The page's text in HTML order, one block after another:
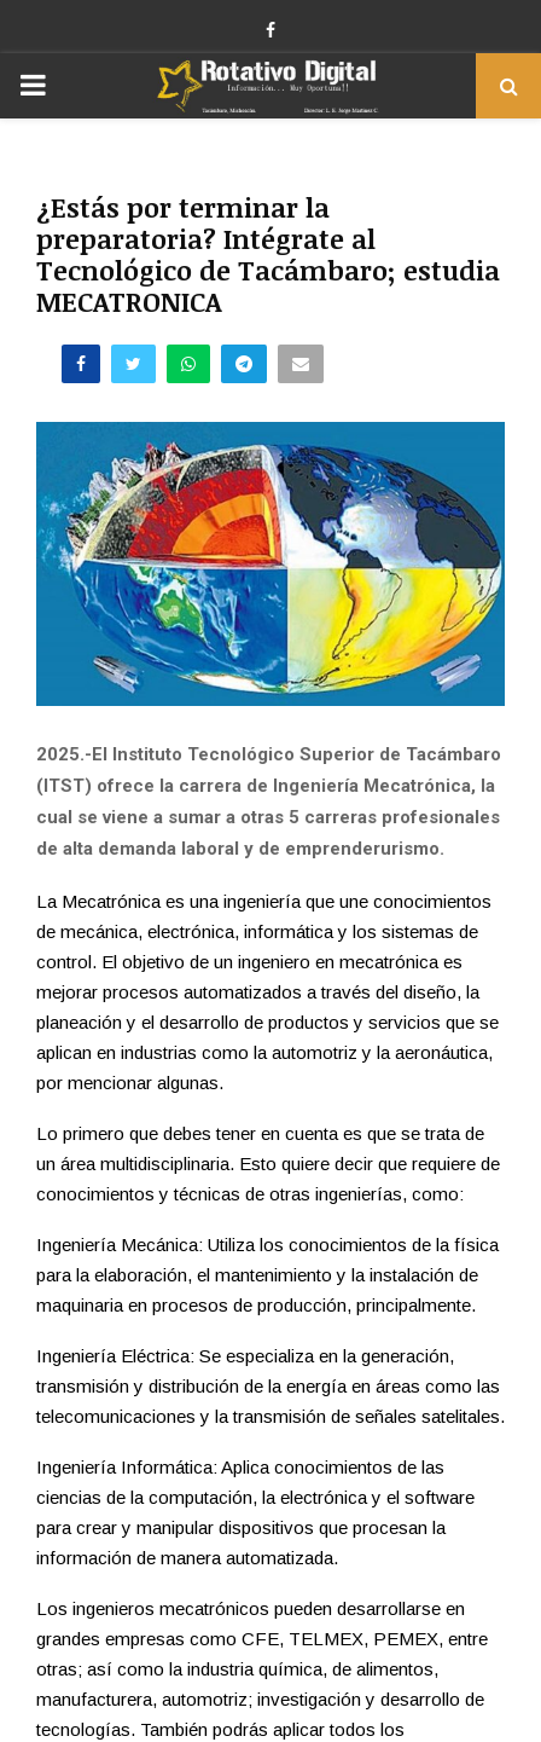
Facebook
PRIMARY
¿Estás por terminar la
preparatoria? Intégrate al
Tecnológico de Tacámbaro; estudia
MECATRONICA
2025.-El Instituto Tecnológico Superior de Tacámbaro
(ITST) ofrece la carrera de Ingeniería Mecatrónica, la
cual se viene a sumar a otras 5 carreras profesionales
de alta demanda laboral y de emprenderurismo.
La Mecatrónica es una ingeniería que une conocimientos
de mecánica, electrónica, informática y los sistemas de
control. El objetivo de un ingeniero en mecatrónica es
mejorar procesos automatizados a través del diseño, la
planeación y el desarrollo de productos y servicios que se
aplican en industrias como la automotriz y la aeronáutica,
por mencionar algunas.
Lo primero que debes tener en cuenta es que se trata de
un área multidisciplinaria. Esto quiere decir que requiere de
conocimientos y técnicas de otras ingenierías, como:
Ingeniería Mecánica: Utiliza los conocimientos de la física
para la elaboración, el mantenimiento y la instalación de
maquinaria en procesos de producción, principalmente.
Ingeniería Eléctrica: Se especializa en la generación,
transmisión y distribución de la energía en áreas como las
telecomunicaciones y la transmisión de señales satelitales.
Ingeniería Informática: Aplica conocimientos de las
ciencias de la computación, la electrónica y el software
para crear y manipular dispositivos que procesan la
información de manera automatizada.
Los ingenieros mecatrónicos pueden desarrollarse en
grandes empresas como CFE, TELMEX, PEMEX, entre
otras; así como la industria química, de alimentos,
manufacturera, automotriz; investigación y desarrollo de
tecnologías. También podrás aplicar todos los